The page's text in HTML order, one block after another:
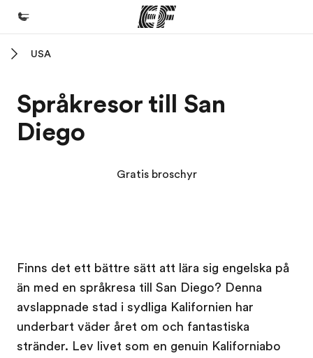
Program
Se allt vi erbjuder
Karriär
Bli en del av vårt team
USA
Språkresor till San
Diego
Gratis broschyr
Finns det ett bättre sätt att lära sig engelska på
än med en språkresa till San Diego? Denna
avslappnade stad i sydliga Kalifornien har
underbart väder året om och fantastiska
stränder. Lev livet som en genuin Kaliforniabo